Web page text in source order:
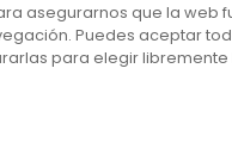
asegurarnos que la web
Puedes aceptar
para elegir libremente